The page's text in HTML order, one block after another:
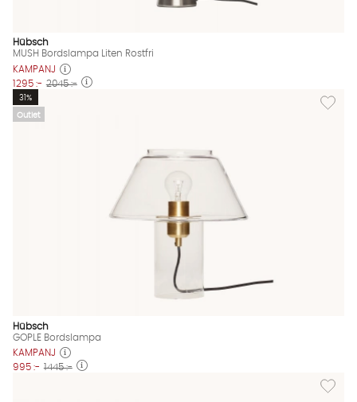
Hübsch
MUSH Bordslampa Liten Rostfri
KAMPANJ
1295 :- 2045 :-
Outlet
Lägg
31%
Hübsch
GOPLE Bordslampa
KAMPANJ
995 :- 1445 :-
Lägg